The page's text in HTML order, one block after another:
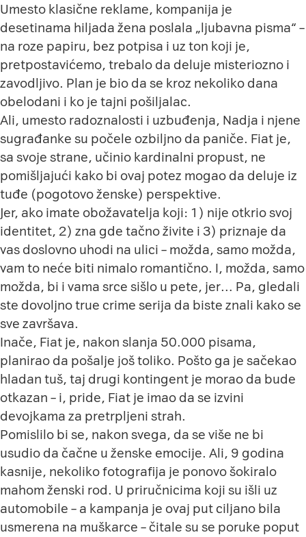
Umesto klasične reklame, kompanija je
desetinama hiljada žena poslala „ljubavna pisma“ –
na roze papiru, bez potpisa i uz ton koji je,
pretpostavićemo, trebalo da deluje misteriozno i
zavodljivo. Plan je bio da se kroz nekoliko dana
obelodani i ko je tajni pošiljalac.
Ali, umesto radoznalosti i uzbuđenja, Nadja i njene
sugrađanke su počele ozbiljno da paniče. Fiat je,
sa svoje strane, učinio kardinalni propust, ne
pomišljajući kako bi ovaj potez mogao da deluje iz
tuđe (pogotovo ženske) perspektive.
Jer, ako imate obožavatelja koji: 1) nije otkrio svoj
identitet, 2) zna gde tačno živite i 3) priznaje da
vas doslovno uhodi na ulici – možda, samo možda,
vam to neće biti nimalo romantično. I, možda, samo
možda, bi i vama srce sišlo u pete, jer… Pa, gledali
ste dovoljno true crime serija da biste znali kako se
sve završava.
Inače, Fiat je, nakon slanja 50.000 pisama,
planirao da pošalje još toliko. Pošto ga je sačekao
hladan tuš, taj drugi kontingent je morao da bude
otkazan – i, pride, Fiat je imao da se izvini
devojkama za pretrpljeni strah.
Pomislilo bi se, nakon svega, da se više ne bi
usudio da čačne u ženske emocije. Ali, 9 godina
kasnije, nekoliko fotografija je ponovo šokiralo
mahom ženski rod. U priručnicima koji su išli uz
automobile – a kampanja je ovaj put ciljano bila
usmerena na muškarce – čitale su se poruke poput